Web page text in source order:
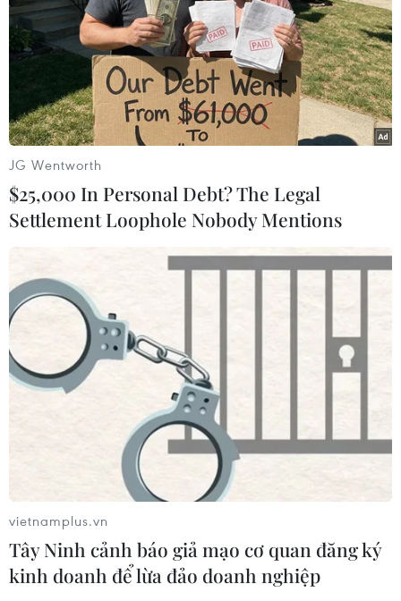
Các quan chức New Zealand cho biết, những đợt sóng thần
đầu tiên có thể không phải là lớn nhất và vẫn còn khả năng xảy
ra những đợt sóng thần tiếp theo. (Nguồn: Daily Mail)
JG Wentworth
$25,000 In Personal Debt? The Legal
Settlement Loophole Nobody Mentions
vietnamplus.vn
Tây Ninh cảnh báo giả mạo cơ quan đăng ký
kinh doanh để lừa đảo doanh nghiệp